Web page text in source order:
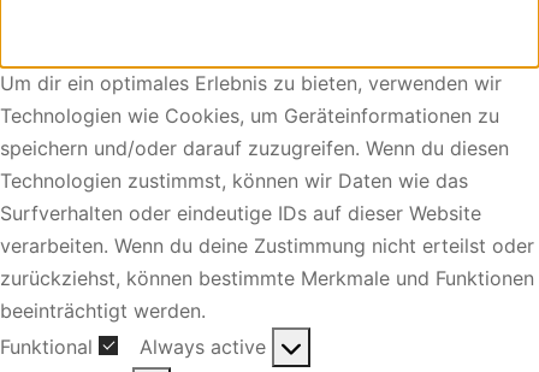
Um dir ein optimales Erlebnis zu bieten, verwenden wir
Technologien wie Cookies, um Geräteinformationen zu
speichern und/oder darauf zuzugreifen. Wenn du diesen
Technologien zustimmst, können wir Daten wie das
Surfverhalten oder eindeutige IDs auf dieser Website
verarbeiten. Wenn du deine Zustimmung nicht erteilst oder
zurückziehst, können bestimmte Merkmale und Funktionen
beeinträchtigt werden.
Funktional
Funktional
Always active